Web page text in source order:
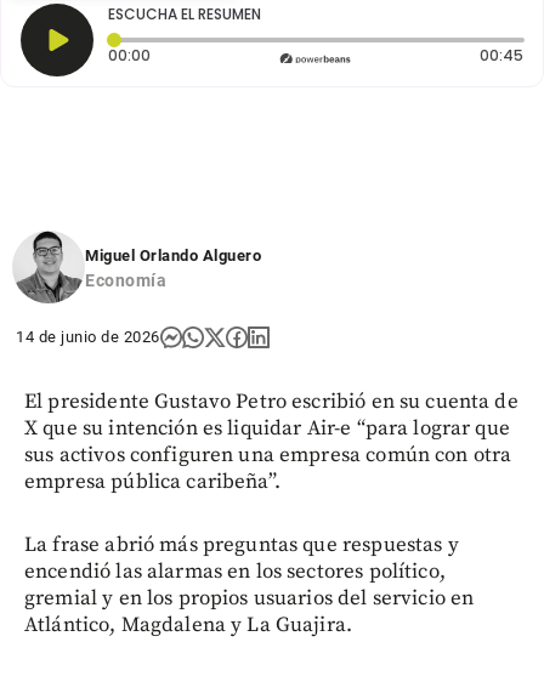
ESCUCHA EL RESUMEN
00:00 Tiempo transcurrido: 0 segundos 00:45
Miguel Orlando Alguero
Economía
14 de junio de 2026
El presidente Gustavo Petro escribió en su cuenta de
X que su intención es liquidar Air-e “para lograr que
sus activos configuren una empresa común con otra
empresa pública caribeña”.
La frase abrió más preguntas que respuestas y
encendió las alarmas en los sectores político,
gremial y en los propios usuarios del servicio en
Atlántico, Magdalena y La Guajira.